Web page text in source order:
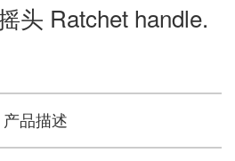
头 Ratchet handle.
产品描述